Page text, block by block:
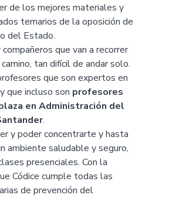
de los mejores materiales y
temarios de la oposición de
del Estado.
que van a recorrer
tan difícil de andar solo.
que son expertos en
que incluso son profesores
en Administración del
.
y poder concentrarte y hasta
ambiente saludable y seguro,
presenciales. Con la
Códice cumple todas las
de prevención del